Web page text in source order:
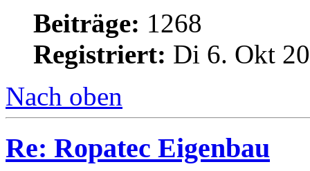
Beiträge: 1268
Registriert: Di 6. Okt
Nach oben
Re: Ropatec Eigenbau